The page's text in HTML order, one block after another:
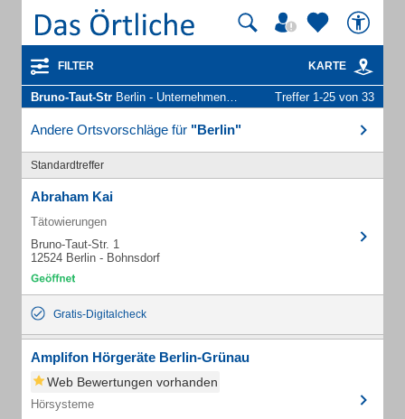
FILTER KARTE
Bruno-Taut-Str Berlin - Unternehmen und Personen Treffer 1-25 von 33
Andere Ortsvorschläge für "Berlin"
Standardtreffer
Abraham Kai
Tätowierungen
Bruno-Taut-Str. 1
12524 Berlin - Bohnsdorf
Gratis-Digitalcheck
Amplifon Hörgeräte Berlin-Grünau
Web Bewertungen vorhanden
Hörsysteme